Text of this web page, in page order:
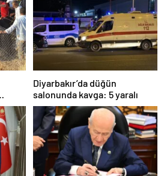
Diyarbakır’da düğün
salonunda kavga: 5 yaralı